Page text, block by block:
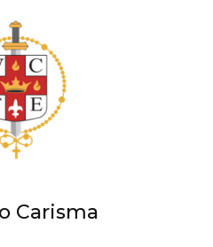
Carisma